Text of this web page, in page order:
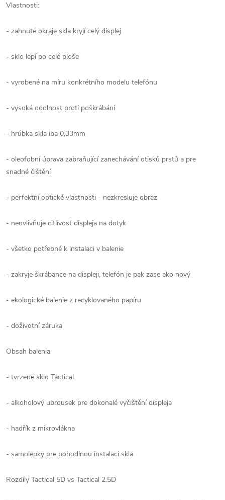
Vlastnosti:
- zahnuté okraje skla kryjí celý displej
- sklo lepí po celé ploše
- vyrobené na míru konkrétního modelu telefónu
- vysoká odolnost proti poškrábání
- hrúbka skla iba 0,33mm
- oleofobní úprava zabraňující zanechávání otisků prstů a pre
snadné čištění
- perfektní optické vlastnosti - nezkresluje obraz
- neovlivňuje citlivosť displeja na dotyk
- všetko potřebné k instalaci v balenie
- zakryje škrábance na displeji, telefón je pak zase ako nový
- ekologické balenie z recyklovaného papíru
- doživotní záruka
Obsah balenia
- tvrzené sklo Tactical
- alkoholový ubrousek pre dokonalé vyčištění displeja
- hadřík z mikrovlákna
- samolepky pre pohodlnou instalaci skla
Rozdíly Tactical 5D vs Tactical 2.5D